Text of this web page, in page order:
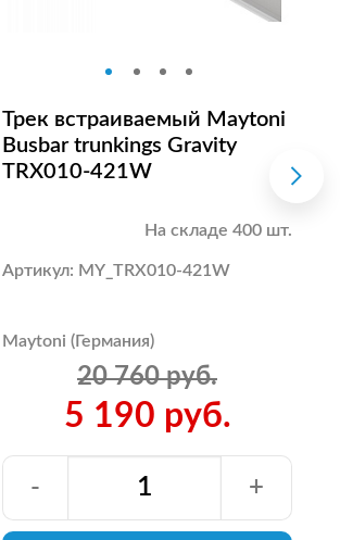
Трек встраиваемый Maytoni
Busbar trunkings Gravity
TRX010-421W
На складе 400 шт.
Артикул: MY_TRX010-421W
Maytoni (Германия)
20 760 руб.
5 190 руб.
- +